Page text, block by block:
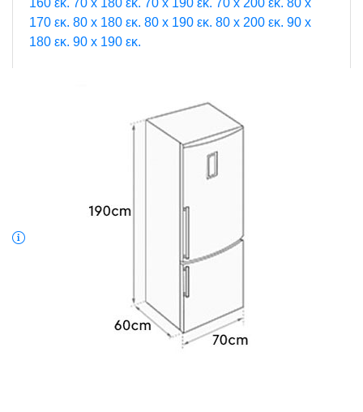
160 εκ. 70 x 180 εκ. 70 x 190 εκ. 70 x 200 εκ. 80 x
170 εκ. 80 x 180 εκ. 80 x 190 εκ. 80 x 200 εκ. 90 x
180 εκ. 90 x 190 εκ.